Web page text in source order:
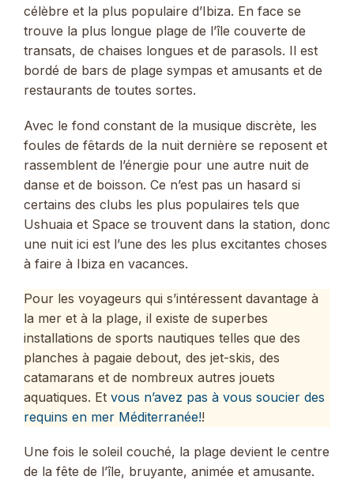
célèbre et la plus populaire d’Ibiza. En face se
trouve la plus longue plage de l’île couverte de
transats, de chaises longues et de parasols. Il est
bordé de bars de plage sympas et amusants et de
restaurants de toutes sortes.
Avec le fond constant de la musique discrète, les
foules de fêtards de la nuit dernière se reposent et
rassemblent de l’énergie pour une autre nuit de
danse et de boisson. Ce n’est pas un hasard si
certains des clubs les plus populaires tels que
Ushuaia et Space se trouvent dans la station, donc
une nuit ici est l’une des les plus excitantes choses
à faire à Ibiza en vacances.
Pour les voyageurs qui s’intéressent davantage à
la mer et à la plage, il existe de superbes
installations de sports nautiques telles que des
planches à pagaie debout, des jet-skis, des
catamarans et de nombreux autres jouets
aquatiques. Et vous n’avez pas à vous soucier des
requins en mer Méditerranée!!
Une fois le soleil couché, la plage devient le centre
de la fête de l’île, bruyante, animée et amusante.